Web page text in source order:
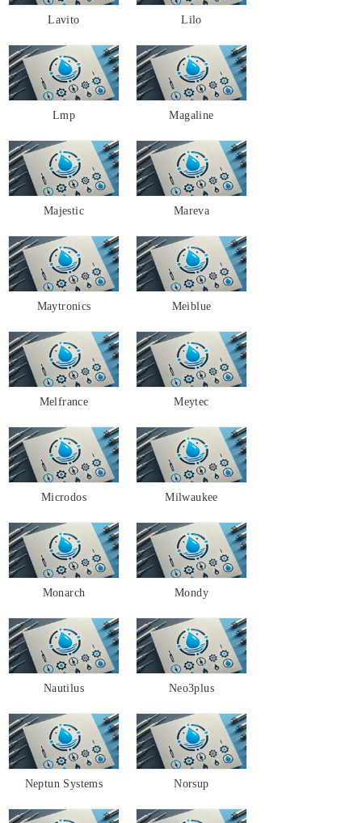
Lavito Lilo
Lmp Magaline
Majestic Mareva
Maytronics Meiblue
Melfrance Meytec
Microdos Milwaukee
Monarch Mondy
Nautilus Neo3plus
Neptun Systems Norsup